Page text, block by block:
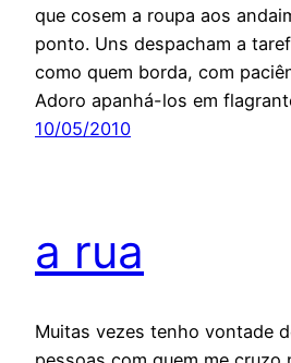
que cosem a roupa aos
ponto. Uns despacham a
como quem borda, com
Adoro apanhá-los em
10/05/2010
a rua
Muitas vezes tenho vontade